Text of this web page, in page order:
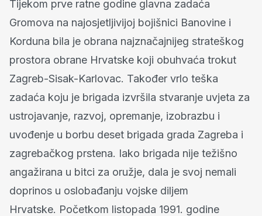
Tijekom prve ratne godine glavna zadaća
Gromova na najosjetljivijoj bojišnici Banovine i
Korduna bila je obrana najznačajnijeg strateškog
prostora obrane Hrvatske koji obuhvaća trokut
Zagreb-Sisak-Karlovac. Također vrlo teška
zadaća koju je brigada izvršila stvaranje uvjeta za
ustrojavanje, razvoj, opremanje, izobrazbu i
uvođenje u borbu deset brigada grada Zagreba i
zagrebačkog prstena. Iako brigada nije težišno
angažirana u bitci za oružje, dala je svoj nemali
doprinos u oslobađanju vojske diljem
Hrvatske. Početkom listopada 1991. godine